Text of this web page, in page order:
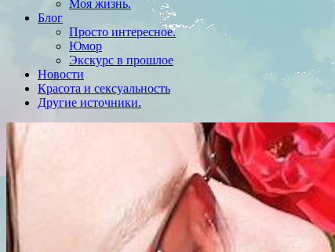
Моя жизнь.
Блог
Просто интересное.
Юмор
Экскурс в прошлое
Новости
Красота и сексуальность
Другие источники.